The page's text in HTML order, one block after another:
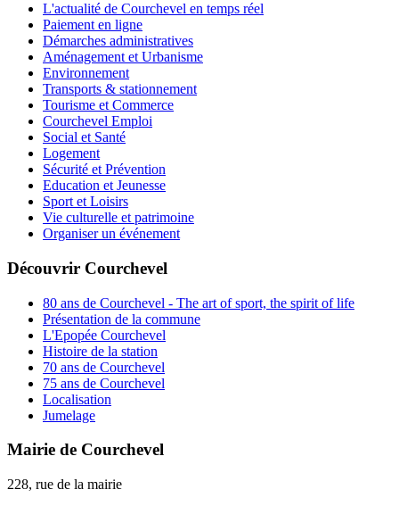
L'actualité de Courchevel en temps réel
Paiement en ligne
Démarches administratives
Aménagement et Urbanisme
Environnement
Transports & stationnement
Tourisme et Commerce
Courchevel Emploi
Social et Santé
Logement
Sécurité et Prévention
Education et Jeunesse
Sport et Loisirs
Vie culturelle et patrimoine
Organiser un événement
Découvrir Courchevel
80 ans de Courchevel - The art of sport, the spirit of life
Présentation de la commune
L'Epopée Courchevel
Histoire de la station
70 ans de Courchevel
75 ans de Courchevel
Localisation
Jumelage
Mairie de Courchevel
228, rue de la mairie